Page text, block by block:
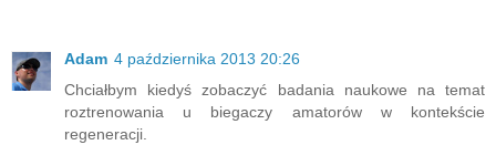
Adam 4 października 2013 20:26
Chciałbym kiedyś zobaczyć badania naukowe na temat
roztrenowania u biegaczy amatorów w kontekście
regeneracji.